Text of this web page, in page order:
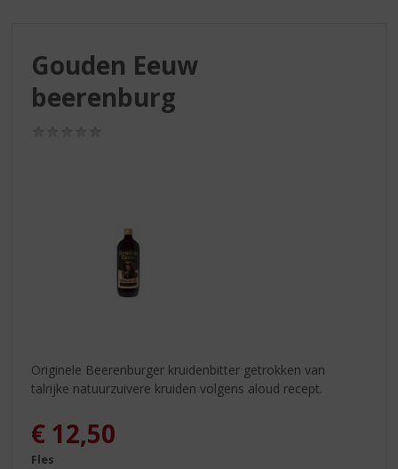
Gouden Eeuw
beerenburg
Originele Beerenburger kruidenbitter getrokken van
talrijke natuurzuivere kruiden volgens aloud recept.
€ 12,50
Fles